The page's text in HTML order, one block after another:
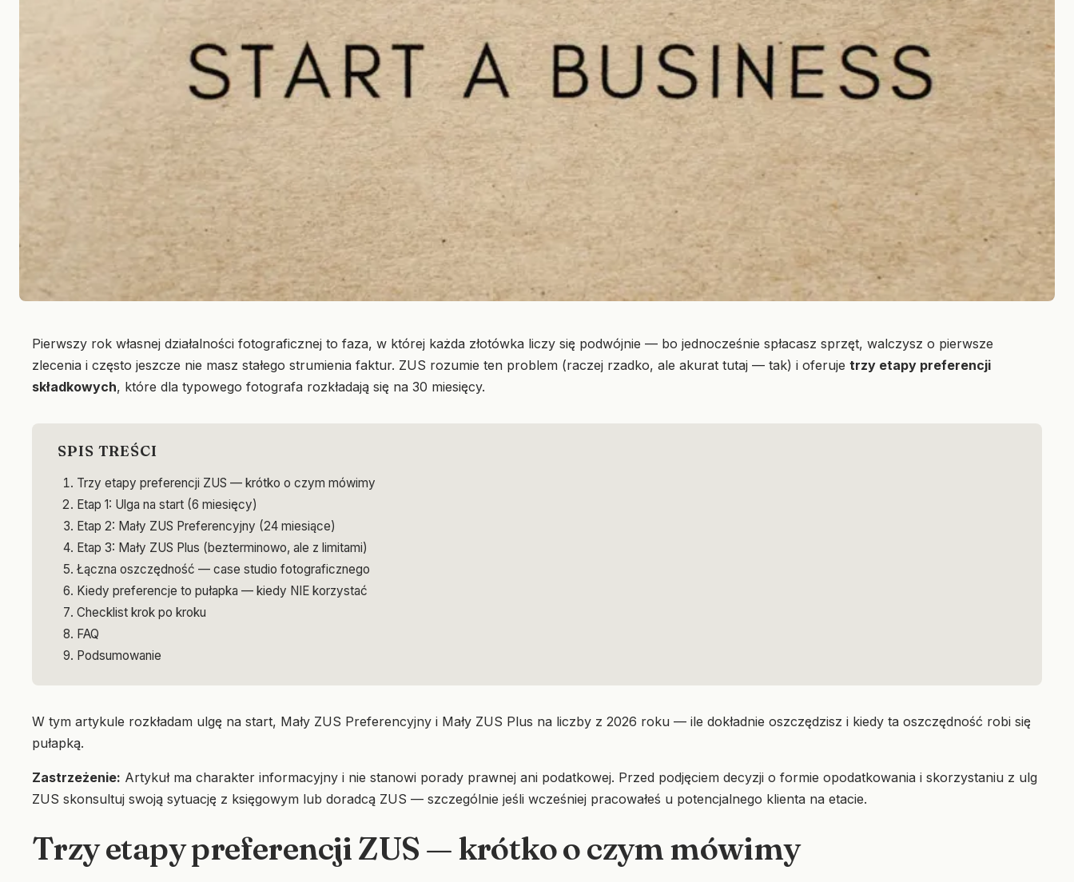
Pierwszy rok własnej działalności fotograficznej to faza, w której każda złotówka liczy się podwójnie — bo jednocześnie spłacasz sprzęt, walczysz o pierwsze
zlecenia i często jeszcze nie masz stałego strumienia faktur. ZUS rozumie ten problem (raczej rzadko, ale akurat tutaj — tak) i oferuje trzy etapy preferencji
składkowych, które dla typowego fotografa rozkładają się na 30 miesięcy.
SPIS TREŚCI
Trzy etapy preferencji ZUS — krótko o czym mówimy
Etap 1: Ulga na start (6 miesięcy)
Etap 2: Mały ZUS Preferencyjny (24 miesiące)
Etap 3: Mały ZUS Plus (bezterminowo, ale z limitami)
Łączna oszczędność — case studio fotograficznego
Kiedy preferencje to pułapka — kiedy NIE korzystać
Checklist krok po kroku
FAQ
Podsumowanie
W tym artykule rozkładam ulgę na start, Mały ZUS Preferencyjny i Mały ZUS Plus na liczby z 2026 roku — ile dokładnie oszczędzisz i kiedy ta oszczędność robi się
pułapką.
Zastrzeżenie: Artykuł ma charakter informacyjny i nie stanowi porady prawnej ani podatkowej. Przed podjęciem decyzji o formie opodatkowania i skorzystaniu z ulg
ZUS skonsultuj swoją sytuację z księgowym lub doradcą ZUS — szczególnie jeśli wcześniej pracowałeś u potencjalnego klienta na etacie.
Trzy etapy preferencji ZUS — krótko o czym mówimy